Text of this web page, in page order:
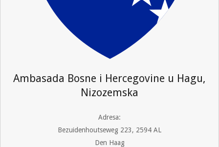
Ambasada Bosne i Hercegovine u Hagu,
Nizozemska
Adresa:
Bezuidenhoutseweg 223, 2594 AL
Den Haag